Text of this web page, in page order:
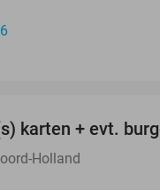
karten + evt.
Holland